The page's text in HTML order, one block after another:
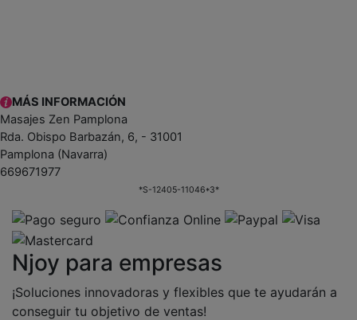
MÁS INFORMACIÓN
Masajes Zen Pamplona
Rda. Obispo Barbazán, 6, - 31001
Pamplona (Navarra)
669671977
*S-12405-11046*3*
Njoy para empresas
¡Soluciones innovadoras y flexibles que te ayudarán a
conseguir tu objetivo de ventas!